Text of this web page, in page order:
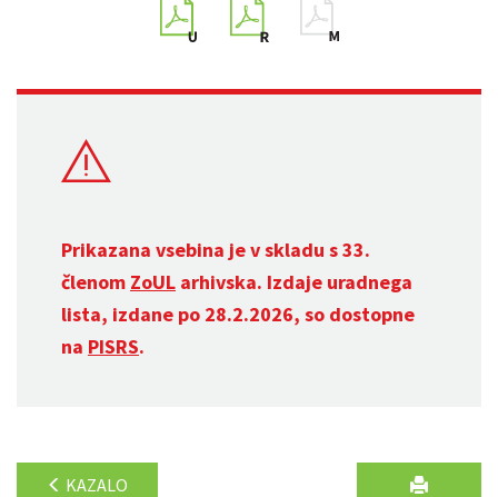
Prikazana vsebina je v skladu s 33.
členom ZoUL arhivska. Izdaje uradnega
lista, izdane po 28.2.2026, so dostopne
na PISRS.
KAZALO